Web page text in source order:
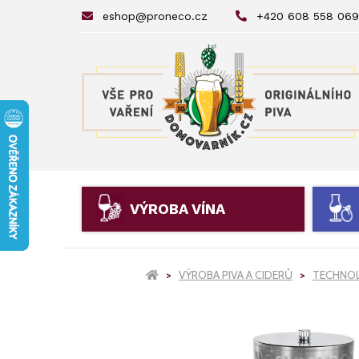
eshop@proneco.cz +420 608 558 069
VÝROBA VÍNA
VÝROBA PIVA A CIDERŮ